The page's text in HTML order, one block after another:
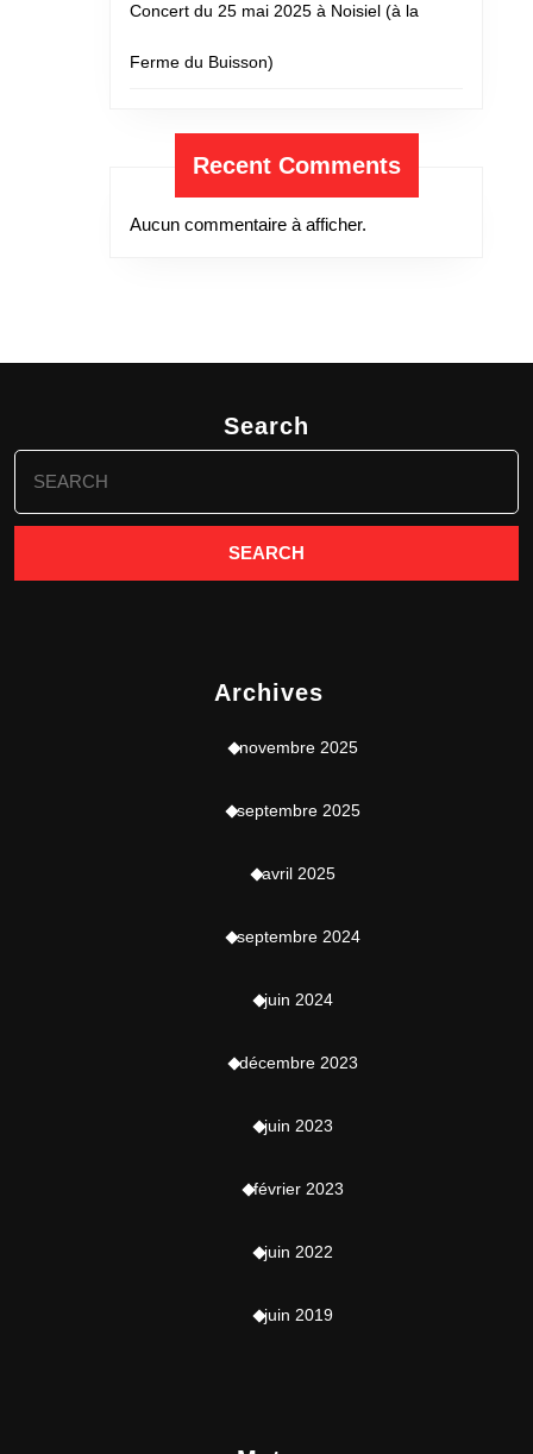
Concert du 25 mai 2025 à Noisiel (à la
Ferme du Buisson)
Recent Comments
Aucun commentaire à afficher.
Search
Search
for:
Archives
novembre 2025
septembre 2025
avril 2025
septembre 2024
juin 2024
décembre 2023
juin 2023
février 2023
juin 2022
juin 2019